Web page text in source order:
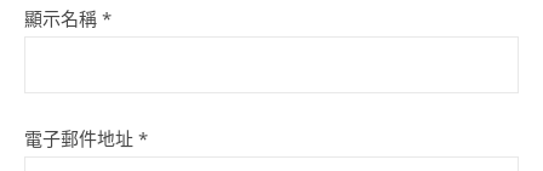
顯示名稱 *
電子郵件地址 *